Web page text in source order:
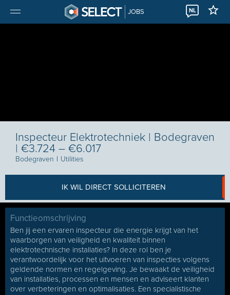
JOBS NL
Inspecteur Elektrotechniek | Bodegraven
| €3.724 – €6.017
Bodegraven I Utilities
IK WIL DIRECT SOLLICITEREN
Functieomschrijving
Ben jij een ervaren inspecteur die energie krijgt van het
waarborgen van veiligheid en kwaliteit binnen
elektrotechnische installaties? In deze rol ben je
verantwoordelijk voor het uitvoeren van inspecties volgens
geldende normen en regelgeving. Je bewaakt de veiligheid
van installaties, processen en mensen en adviseert klanten
over verbeteringen en optimalisaties. Een specialistische